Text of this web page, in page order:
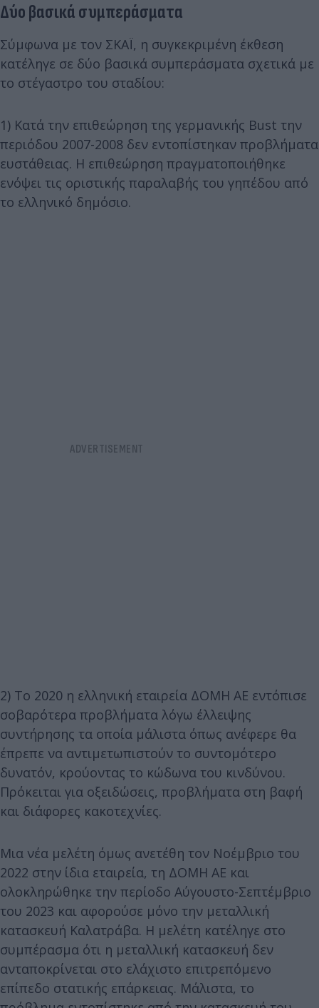
Δύο βασικά συμπεράσματα
Σύμφωνα με τον ΣΚΑΪ, η συγκεκριμένη έκθεση
κατέληγε σε δύο βασικά συμπεράσματα σχετικά με
το στέγαστρο του σταδίου:
1) Κατά την επιθεώρηση της γερμανικής Bust την
περιόδου 2007-2008 δεν εντοπίστηκαν προβλήματα
ευστάθειας. Η επιθεώρηση πραγματοποιήθηκε
ενόψει τις οριστικής παραλαβής του γηπέδου από
το ελληνικό δημόσιο.
2) Το 2020 η ελληνική εταιρεία ΔΟΜΗ ΑΕ εντόπισε
σοβαρότερα προβλήματα λόγω έλλειψης
συντήρησης τα οποία μάλιστα όπως ανέφερε θα
έπρεπε να αντιμετωπιστούν το συντομότερο
δυνατόν, κρούοντας το κώδωνα του κινδύνου.
Πρόκειται για οξειδώσεις, προβλήματα στη βαφή
και διάφορες κακοτεχνίες.
Μια νέα μελέτη όμως ανετέθη τον Νοέμβριο του
2022 στην ίδια εταιρεία, τη ΔΟΜΗ ΑΕ και
ολοκληρώθηκε την περίοδο Αύγουστο-Σεπτέμβριο
του 2023 και αφορούσε μόνο την μεταλλική
κατασκευή Καλατράβα. Η μελέτη κατέληγε στο
συμπέρασμα ότι η μεταλλική κατασκευή δεν
ανταποκρίνεται στο ελάχιστο επιτρεπόμενο
επίπεδο στατικής επάρκειας. Μάλιστα, το